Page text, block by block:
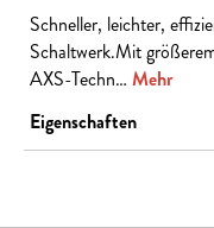
Schneller, leichter,
Schaltwerk.Mit
AXS-Techn… Mehr
Eigenschaften